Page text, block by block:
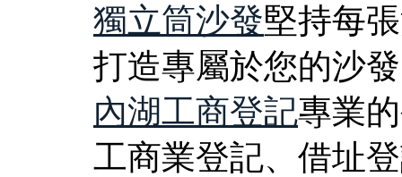
獨立筒沙發堅持每
打造專屬於您的沙
內湖工商登記專業
工商業登記、借址